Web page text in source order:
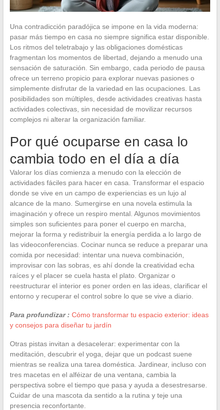
Una contradicción paradójica se impone en la vida moderna:
pasar más tiempo en casa no siempre significa estar disponible.
Los ritmos del teletrabajo y las obligaciones domésticas
fragmentan los momentos de libertad, dejando a menudo una
sensación de saturación. Sin embargo, cada periodo de pausa
ofrece un terreno propicio para explorar nuevas pasiones o
simplemente disfrutar de la variedad en las ocupaciones. Las
posibilidades son múltiples, desde actividades creativas hasta
actividades colectivas, sin necesidad de movilizar recursos
complejos ni alterar la organización familiar.
Por qué ocuparse en casa lo
cambia todo en el día a día
Valorar los días comienza a menudo con la elección de
actividades fáciles para hacer en casa. Transformar el espacio
donde se vive en un campo de experiencias es un lujo al
alcance de la mano. Sumergirse en una novela estimula la
imaginación y ofrece un respiro mental. Algunos movimientos
simples son suficientes para poner el cuerpo en marcha,
mejorar la forma y redistribuir la energía perdida a lo largo de
las videoconferencias. Cocinar nunca se reduce a preparar una
comida por necesidad: intentar una nueva combinación,
improvisar con las sobras, es ahí donde la creatividad echa
raíces y el placer se cuela hasta el plato. Organizar o
reestructurar el interior es poner orden en las ideas, clarificar el
entorno y recuperar el control sobre lo que se vive a diario.
Para profundizar : Cómo transformar tu espacio exterior: ideas
y consejos para diseñar tu jardín
Otras pistas invitan a desacelerar: experimentar con la
meditación, descubrir el yoga, dejar que un podcast suene
mientras se realiza una tarea doméstica. Jardinear, incluso con
tres macetas en el alféizar de una ventana, cambia la
perspectiva sobre el tiempo que pasa y ayuda a desestresarse.
Cuidar de una mascota da sentido a la rutina y teje una
presencia reconfortante.